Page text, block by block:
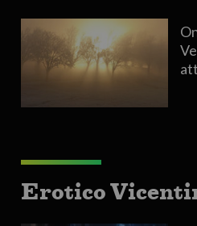
Erotico